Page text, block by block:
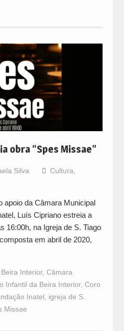
obra “Spes Missae”
Silva Cultura
apoio da Câmara Municipal
Luís Cipriano estreia a
16:00h, na Igreja de S. Tiago
em abril de 2020,
Interior, Câmara
Infantil da Beira Interior, Coro
Inatel
igreja de S.
Missae